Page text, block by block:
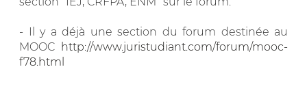
- Il y a déjà une section du forum destinée au
MOOC http://www.juristudiant.com/forum/mooc-
f78.html